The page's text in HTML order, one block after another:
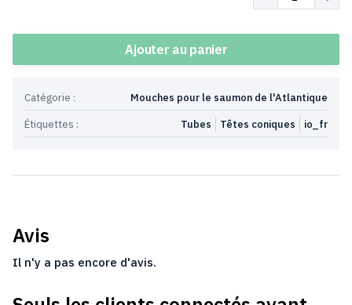
Ajouter au panier
Catégorie :
Mouches pour le saumon de l'Atlantique
Étiquettes :
io_fr
Têtes coniques
Tubes
Avis
Il n'y a pas encore d'avis.